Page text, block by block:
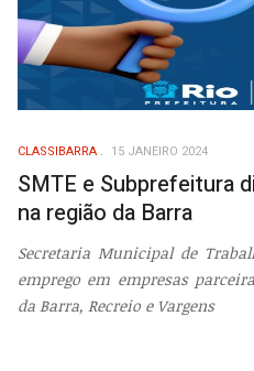
CLASSIBARRA 15 JANEIRO 2024
SMTE e Subprefeitura
na região da Barra
Secretaria Municipal de
emprego em empresas
da Barra, Recreio e Vargens